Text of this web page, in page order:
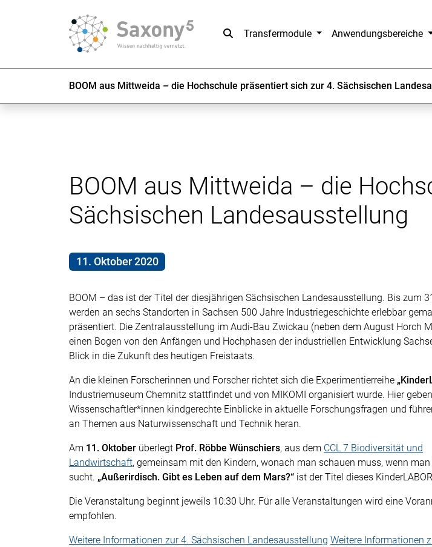
SucheTransfermodule Anwendungsbereiche
BOOM aus Mittweida – die Hochschule präsentiert sich zur 4. Sächsischen
BOOM aus Mittweida – die
Sächsischen Landesausstellung
11. Oktober 2020
BOOM – das ist der Titel der diesjährigen Sächsischen Landesausstellung. Bis zum
werden an sechs Standorten in Sachsen 500 Jahre Industriegeschichte erlebbar
präsentiert. Die Zentralausstellung im Audi-Bau Zwickau (neben dem August Horch
einen Bogen von den Anfängen und Hochphasen der industriellen Entwicklung
Blick in die Zukunft des heutigen Freistaats.
An die kleinen Forscherinnen und Forscher richtet sich die Experimentierreihe
Industriemuseum Chemnitz stattfindet und von MIKOMI organisiert wurde. Hier
Wissenschaftler*innen kindgerechte Einblicke in aktuelle Forschungsfragen und
an Themen aus Naturwissenschaft und Technik heran.
Am 11. Oktober überlegt Prof. Röbbe Wünschiers, aus dem CCL 7 Biodiversität und
Landwirtschaft, gemeinsam mit den Kindern, wonach man schauen muss, wenn
sucht. „Außerirdisch. Gibt es Leben auf dem Mars?“ ist der Titel dieses
Die Veranstaltung beginnt jeweils 10:30 Uhr. Für alle Veranstaltungen wird eine
empfohlen.
Weitere Informationen zur 4. Sächsischen Landesausstellung Weitere Informationen